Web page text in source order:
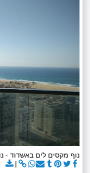
נוף מקסים לים באשדוד -